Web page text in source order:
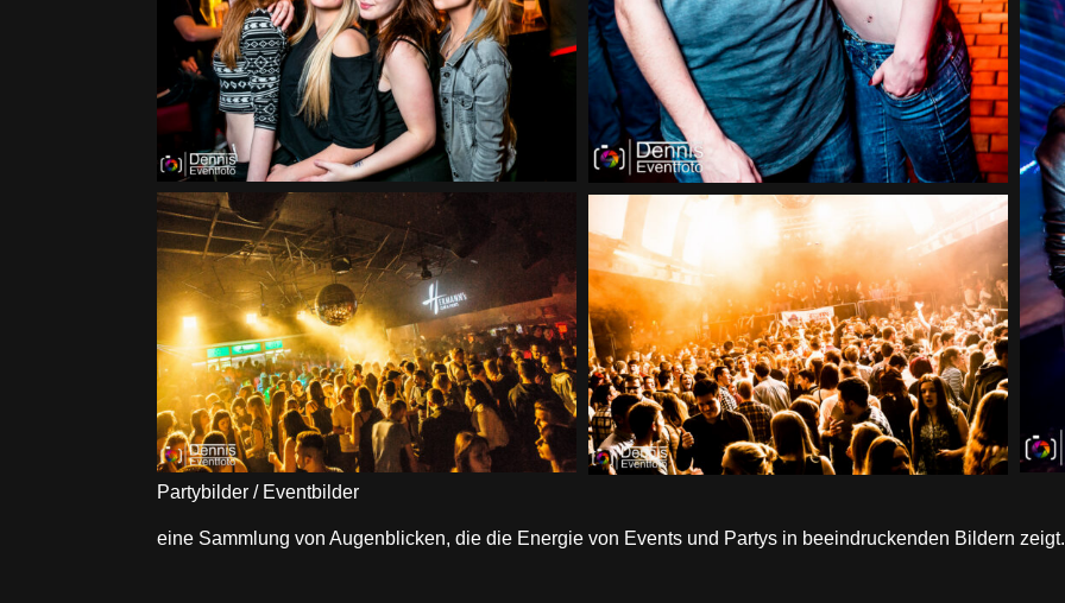
Partybilder / Eventbilder
eine Sammlung von Augenblicken, die die Energie von Events und Partys in beeindruckenden Bildern zeigt.